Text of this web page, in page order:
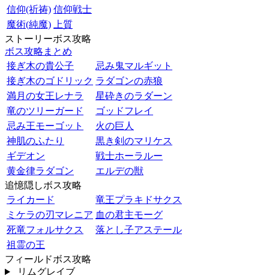
信仰(祈祷) 信仰戦士
魔術(純魔)
上質
ストーリーボス攻略
ボス攻略まとめ
接ぎ木の貴公子
忌み鬼マルギット
接ぎ木のゴドリック ラダゴンの赤狼
満月の女王レナラ
星砕きのラダーン
竜のツリーガード
ゴッドフレイ
忌み王モーゴット
火の巨人
神肌のふたり
黒き剣のマリケス
ギデオン
戦士ホーラルー
黄金律ラダゴン
エルデの獣
追憶隠しボス攻略
ライカード
竜王プラキドサクス
ミケラの刃マレニア 血の君主モーグ
死竜フォルサクス
落とし子アステール
祖霊の王
フィールドボス攻略
リムグレイブ